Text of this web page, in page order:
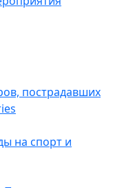
пострадавших
на спорт и